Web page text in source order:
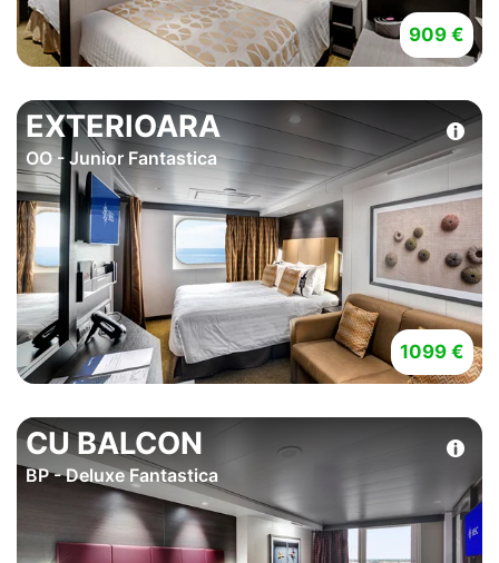
909 €
EXTERIOARA
OO - Junior Fantastica
1099 €
CU BALCON
BP - Deluxe Fantastica